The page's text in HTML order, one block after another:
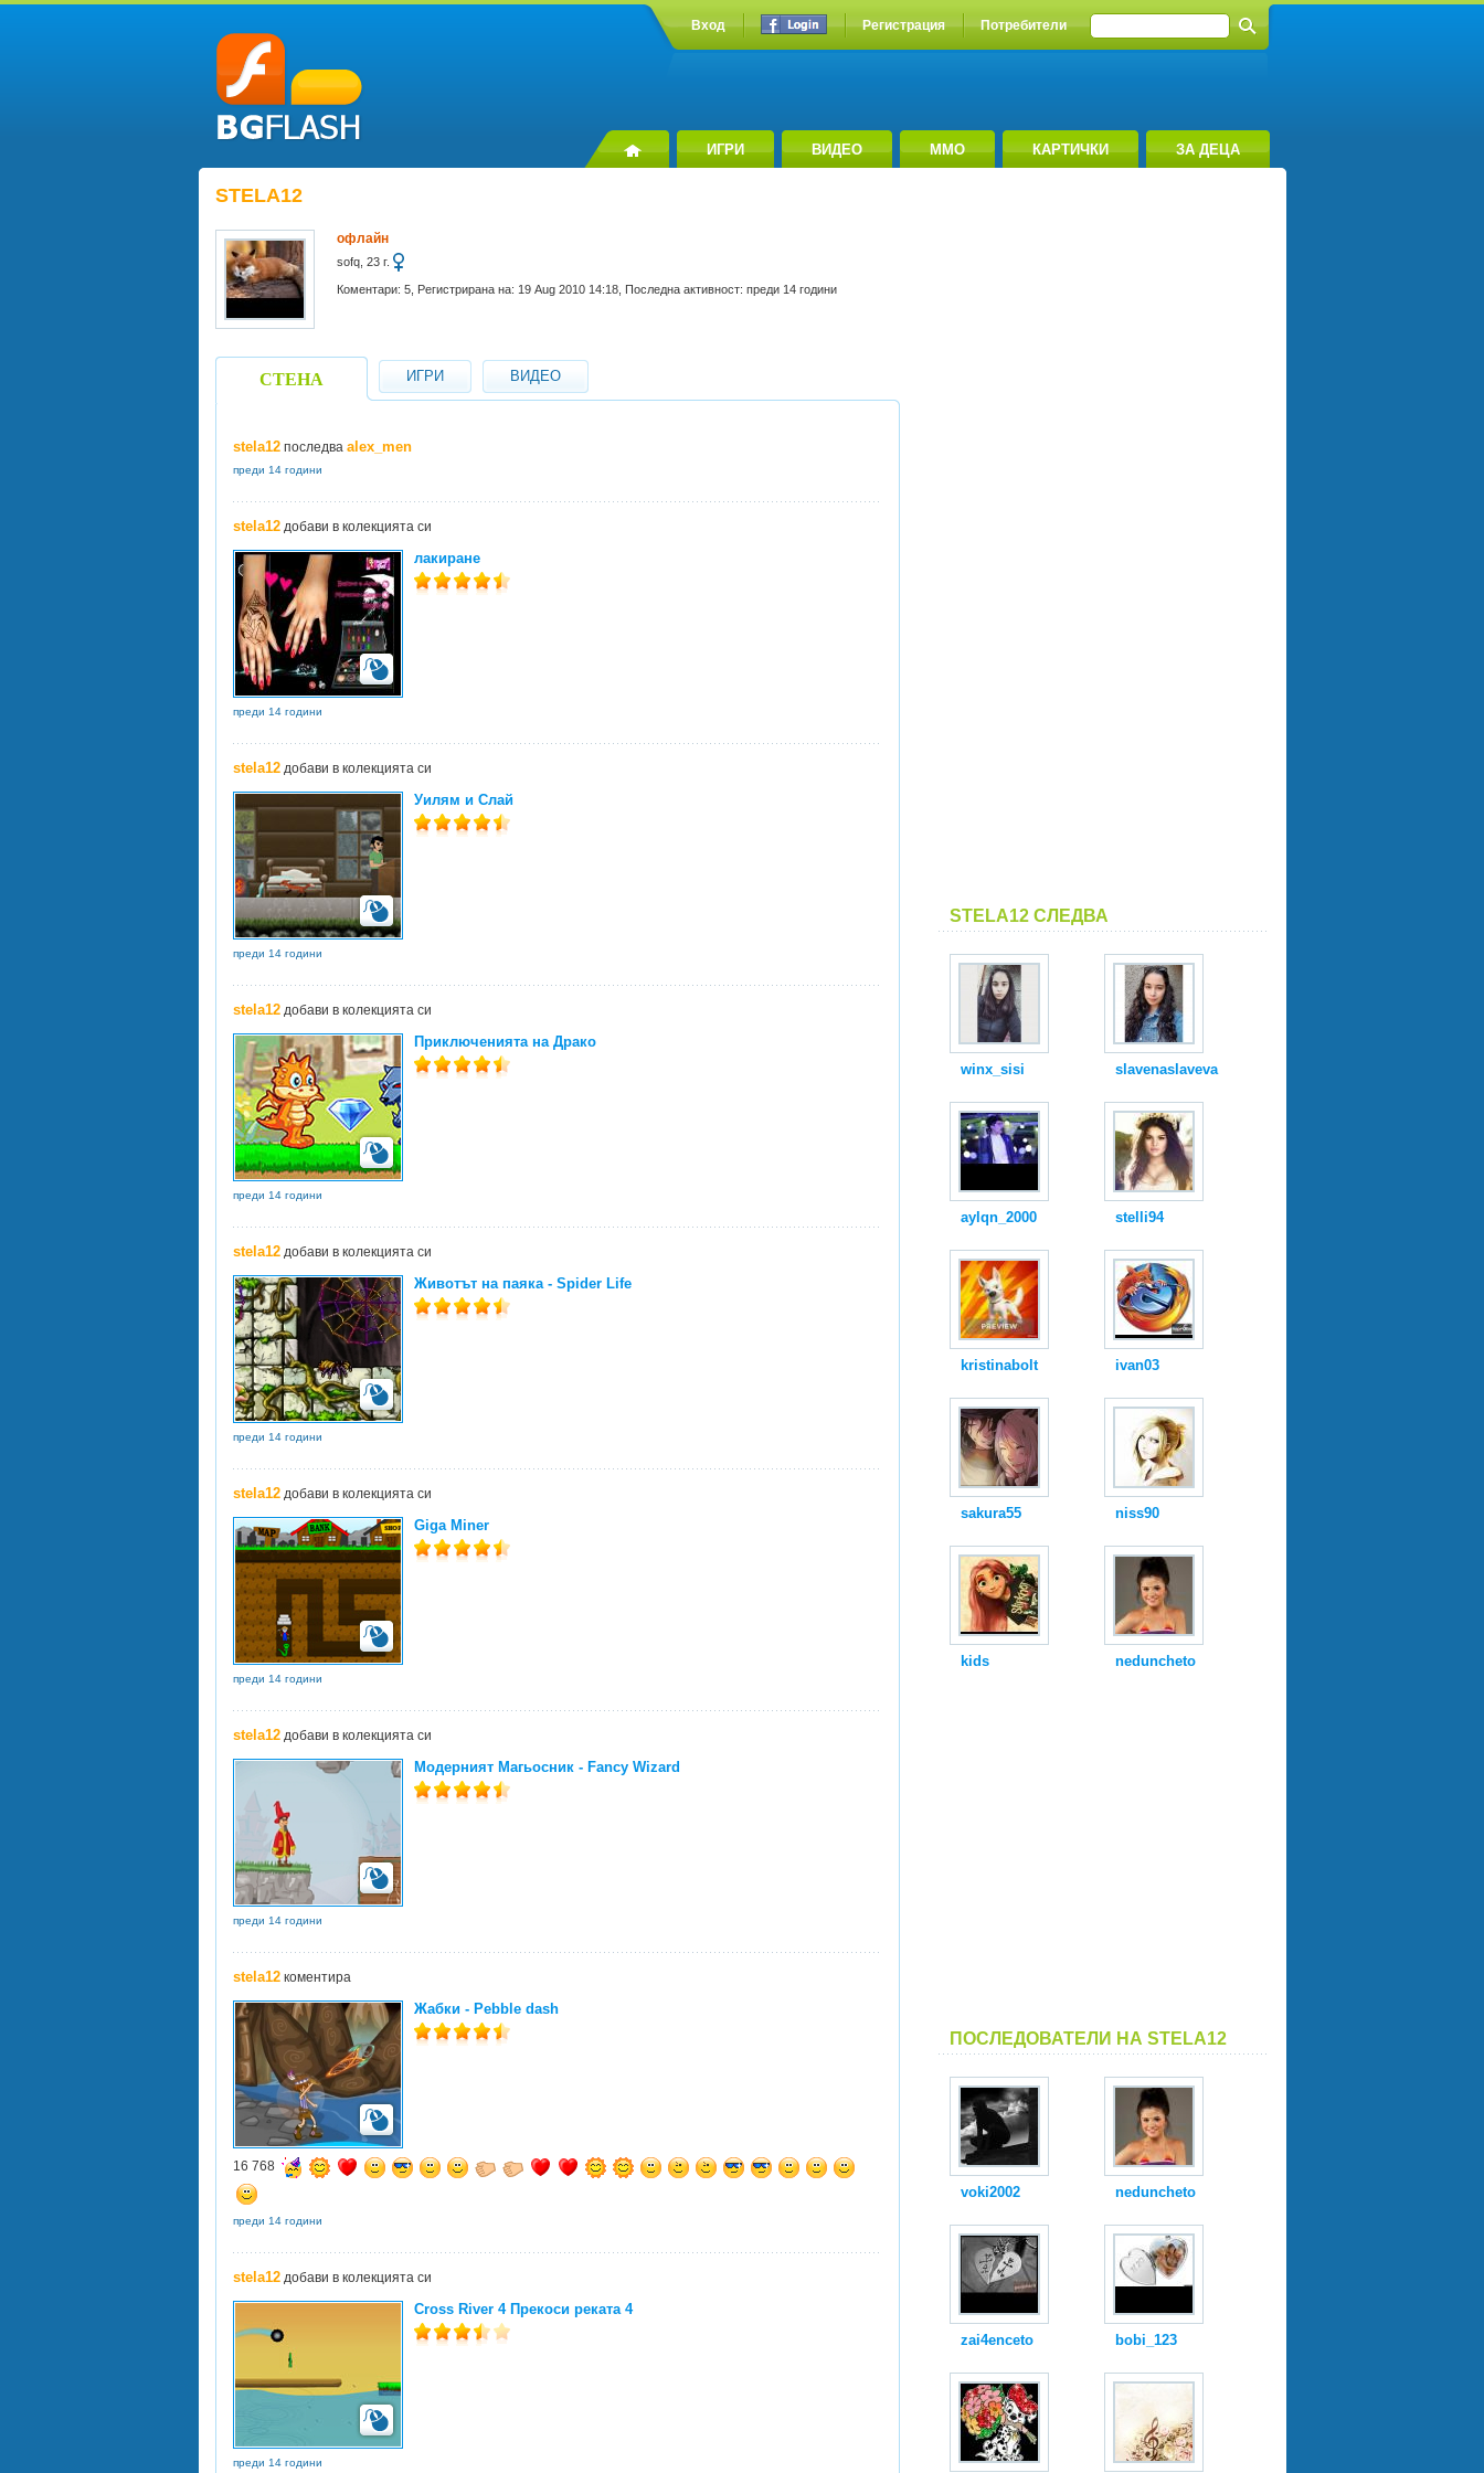
Вход Регистрация Потребители
ИГРИ ВИДЕО MMO КАРТИЧКИ ЗА ДЕЦА
STELA12
офлайн
sofq, 23 г.
Коментари: 5, Регистрирана на: 19 Aug 2010 14:18, Последна активност: преди 14 години
СТЕНА ИГРИ ВИДЕО
stela12последва alex_men
преди 14 години
stela12добави в колекцията си
лакиране
преди 14 години
stela12добави в колекцията си
Уилям и Слай
преди 14 години
stela12добави в колекцията си
Приключенията на Драко
преди 14 години
stela12добави в колекцията си
Животът на паяка - Spider Life
преди 14 години
stela12добави в колекцията си
Giga Miner
преди 14 години
stela12добави в колекцията си
Модерният Магьосник - Fancy Wizard
преди 14 години
stela12коментира
Жабки - Pebble dash
16 768
преди 14 години
stela12добави в колекцията си
Cross River 4 Прекоси реката 4
преди 14 години
STELA12 СЛЕДВА
winx_sisi slavenaslaveva
aylqn_2000 stelli94
kristinabolt ivan03
sakura55 niss90
kids neduncheto
ПОСЛЕДОВАТЕЛИ НА STELA12
voki2002 neduncheto
zai4enceto bobi_123